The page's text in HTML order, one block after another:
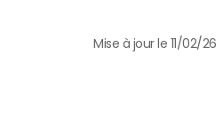
Mise à jour le 11/02/26